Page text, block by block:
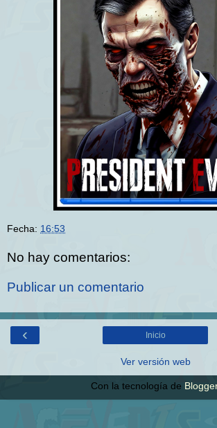
Fecha: 16:53
No hay comentarios:
Publicar un comentario
‹ Inicio
Ver versión web
Con la tecnología de Blogger